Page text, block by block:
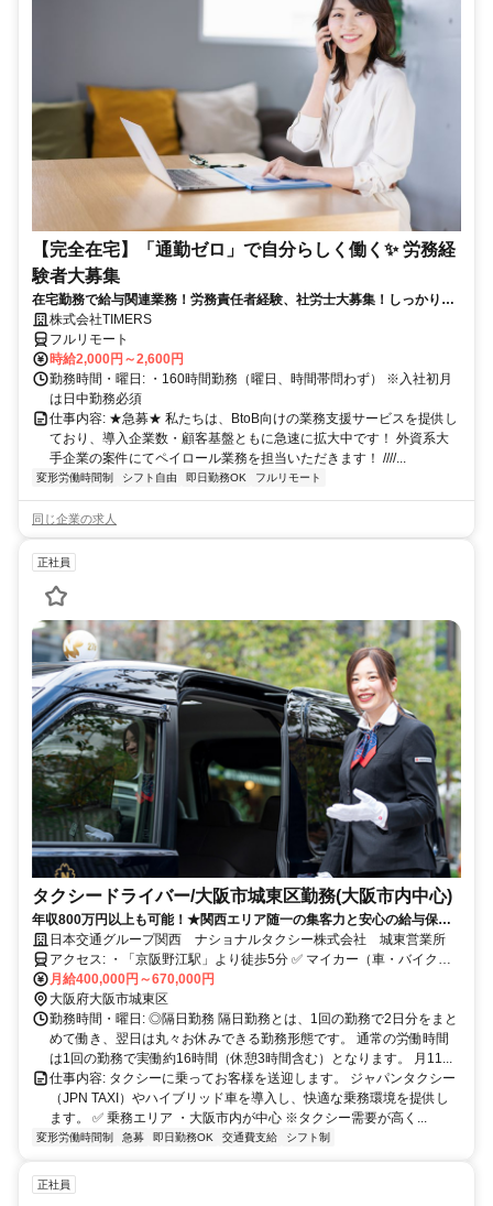
【完全在宅】「通勤ゼロ」で自分らしく働く✨ 労務経
験者大募集
在宅勤務で給与関連業務！労務責任者経験、社労士大募集！しっかり稼
ぎたい方、注目！
株式会社TIMERS
フルリモート
時給2,000円～2,600円
勤務時間・曜日: ・160時間勤務（曜日、時間帯問わず） ※入社初月
は日中勤務必須
仕事内容: ★急募★ 私たちは、BtoB向けの業務支援サービスを提供し
ており、導入企業数・顧客基盤ともに急速に拡大中です！ 外資系大
手企業の案件にてペイロール業務を担当いただきます！ ////...
変形労働時間制 シフト自由 即日勤務OK フルリモート
同じ企業の求人
正社員
タクシードライバー/大阪市城東区勤務(大阪市内中心)
年収800万円以上も可能！★関西エリア随一の集客力と安心の給与保証
で未経験から稼げる！
日本交通グループ関西 ナショナルタクシー株式会社 城東営業所
アクセス: ・「京阪野江駅」より徒歩5分 ✅ マイカー（車・バイク）
通勤：可
月給400,000円～670,000円
大阪府大阪市城東区
勤務時間・曜日: ◎隔日勤務 隔日勤務とは、1回の勤務で2日分をまと
めて働き、翌日は丸々お休みできる勤務形態です。 通常の労働時間
は1回の勤務で実働約16時間（休憩3時間含む）となります。 月11...
仕事内容: タクシーに乗ってお客様を送迎します。 ジャパンタクシー
（JPN TAXI）やハイブリッド車を導入し、快適な乗務環境を提供し
ます。 ✅ 乗務エリア ・大阪市内が中心 ※タクシー需要が高く...
変形労働時間制 急募 即日勤務OK 交通費支給 シフト制
正社員